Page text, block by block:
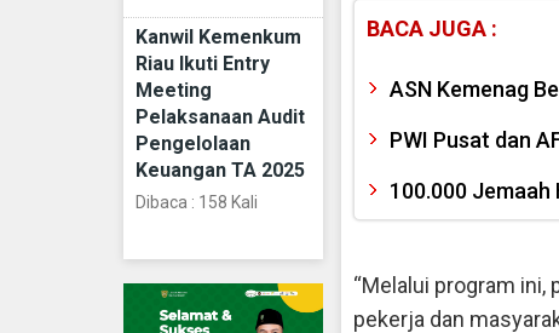
Kanwil Kemenkum
Riau Ikuti Entry
Meeting
Pelaksanaan Audit
Pengelolaan
Keuangan TA 2025
Dibaca : 158 Kali
BACA JUGA :
ASN Kemenag
PWI Pusat dan
100.000 Jemaah
“Melalui program
pekerja dan